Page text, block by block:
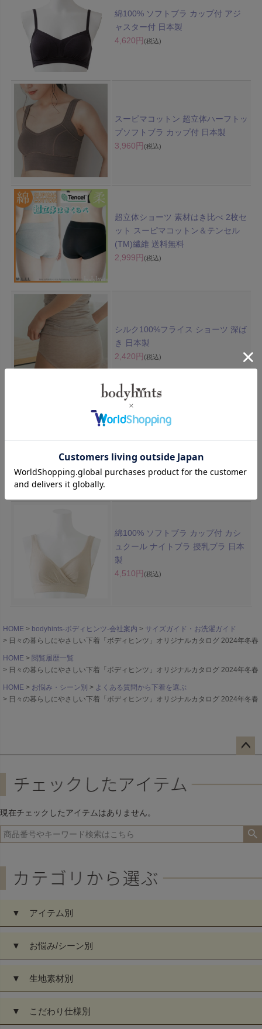
綿100% ソフトブラ カップ付 アジ
ャスター付 日本製
4,620円 (税込)
スーピマコットン 超立体ハーフトッ
プソフトブラ カップ付 日本製
3,960円 (税込)
超立体ショーツ 素材はき比べ 2枚セ
ット スーピマコットン＆テンセル
(TM)繊維 送料無料
2,999円 (税込)
シルク100%フライス ショーツ 深ば
き 日本製
2,420円 (税込)
4,400円(税込)
綿100% ソフトブラ カップ付 カシ
ュクール ナイトブラ 授乳ブラ 日本
製
4,510円 (税込)
HOME bodyhints-ボディヒンツ-会社案内
サイズガイド・お洗濯ガイド
日々の暮らしにやさしい下着「ボディヒンツ」オリジナルカタログ 2024年冬春
HOME
閲覧履歴一覧
日々の暮らしにやさしい下着「ボディヒンツ」オリジナルカタログ 2024年冬春
HOME お悩み・シーン別
よくある質問から下着を選ぶ
日々の暮らしにやさしい下着「ボディヒンツ」オリジナルカタログ 2024年冬春
現在チェックしたアイテムはありません。
▼ アイテム別
▼ お悩み/シーン別
▼ 生地素材別
▼ こだわり仕様別